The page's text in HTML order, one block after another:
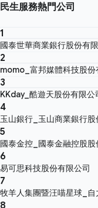
民生服務熱門公司
1
國泰世華商業銀行股份有
2
momo_富邦媒體科技股份
3
KKday_酷遊天股份有限公
4
玉山銀行_玉山商業銀行股
5
國泰金控_國泰金融控股股
6
易可思科技股份有限公司
7
牧羊人集團暨汪喵星球_自
8